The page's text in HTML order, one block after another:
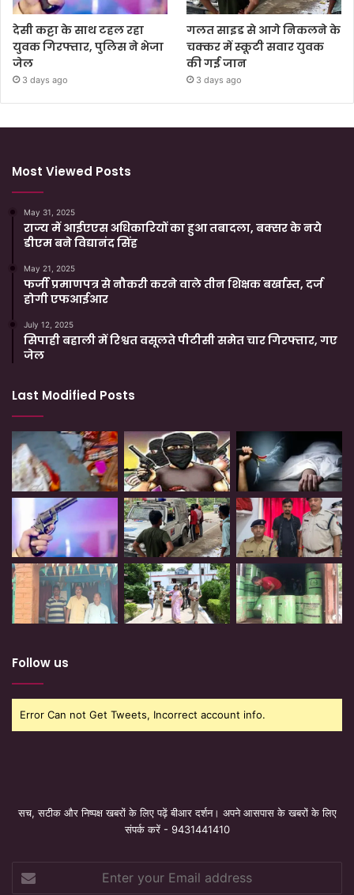
देसी कट्टा के साथ टहल रहा
युवक गिरफ्तार, पुलिस ने भेजा
जेल
3 days ago
गलत साइड से आगे निकलने के
चक्कर में स्कूटी सवार युवक
की गई जान
3 days ago
Most Viewed Posts
May 31, 2025
राज्य में आईएएस अधिकारियों का हुआ तबादला, बक्सर के नये
डीएम बने विद्यानंद सिंह
May 21, 2025
फर्जी प्रमाणपत्र से नौकरी करने वाले तीन शिक्षक बर्खास्त, दर्ज
होगी एफआईआर
July 12, 2025
सिपाही बहाली में रिश्वत वसूलते पीटीसी समेत चार गिरफ्तार, गए
जेल
Last Modified Posts
Follow us
Error Can not Get Tweets, Incorrect account info.
सच, सटीक और निष्पक्ष खबरों के लिए पढ़ें बीआर दर्शन। अपने आसपास के खबरों के लिए
संपर्क करें - 9431441410
your